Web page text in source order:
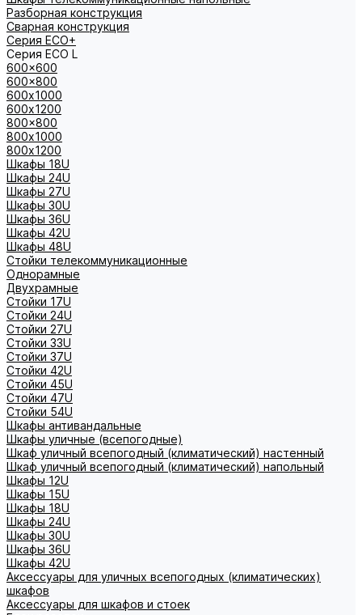
Разборная конструкция
Сварная конструкция
Серия ECO+
Серия ECO L
600x600
600x800
600х1000
600х1200
800x800
800х1000
800х1200
Шкафы 18U
Шкафы 24U
Шкафы 27U
Шкафы 30U
Шкафы 36U
Шкафы 42U
Шкафы 48U
Стойки телекоммуникационные
Однорамные
Двухрамные
Стойки 17U
Стойки 24U
Стойки 27U
Стойки 33U
Стойки 37U
Стойки 42U
Стойки 45U
Стойки 47U
Стойки 54U
Шкафы антивандальные
Шкафы уличные (всепогодные)
Шкаф уличный всепогодный (климатический) настенный
Шкаф уличный всепогодный (климатический) напольный
Шкафы 12U
Шкафы 15U
Шкафы 18U
Шкафы 24U
Шкафы 30U
Шкафы 36U
Шкафы 42U
Аксессуары для уличных всепогодных (климатических)
шкафов
Аксессуары для шкафов и стоек